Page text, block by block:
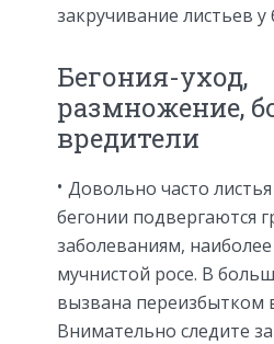
закручивание листьев у
Бегония-уход,
размножение,
вредители
Довольно часто
бегонии подвергаются
заболеваниям, наиболее
мучнистой росе. В
вызвана переизбытком
Внимательно следите